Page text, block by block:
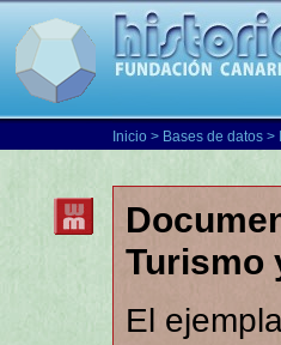
Inicio > Bases de datos >
Turismo
El